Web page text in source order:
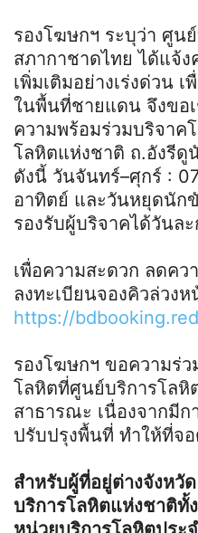
รองโฆษกฯ ระบุว่า ศูน
สภากาชาดไทย ได้แจ้ง
เพิ่มเติมอย่างเร่งด่วน
ในพื้นที่ชายแดน จึงขอ
ความพร้อมร่วมบริจาค
โลหิตแห่งชาติ ถ.อังรีดู
ดังนี้ วันจันทร์–ศุกร์ :
อาทิตย์ และวันหยุดนัก
รองรับผู้บริจาคได้วันล
เพื่อความสะดวก ลดค
ลงทะเบียนจองคิวล่วงห
https://
รองโฆษกฯ ขอความร่
โลหิตที่ศูนย์บริการโลหิ
สาธารณะ เนื่องจากมีก
ปรับปรุงพื้นที่ ทำให้ที่จ
สำหรับผู้ที่อยู่ต่างจังหวั
บริการโลหิตแห่งชาติทั้